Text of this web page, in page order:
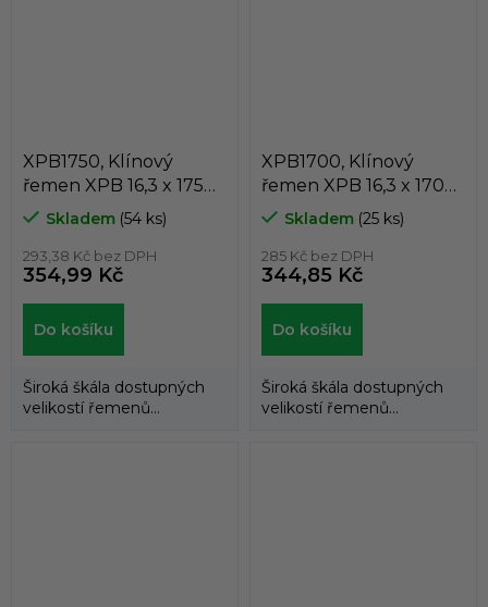
XPB1750, Klínový
řemen XPB 16,3 x 1750
Lw, 1772 La, Dunlop
White Flash
Skladem (54 ks)
293,38 Kč bez DPH
354,99 Kč
Do košíku
Široká škála dostupných
velikostí řemenů
XPB1700, Klínový
řemen XPB 16,3 x 1700
Lw, 1722 La, Dunlop
White Flash
Skladem (25 ks)
285 Kč bez DPH
344,85 Kč
Do košíku
Široká škála dostupných
velikostí řemenů